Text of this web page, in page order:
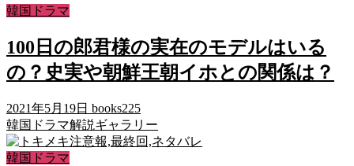
韓国ドラマ
100日の郎君様の実在のモデルはいる
の？史実や朝鮮王朝イホとの関係は？
2021年5月19日 books225
韓国ドラマ解説ギャラリー
韓国ドラマ